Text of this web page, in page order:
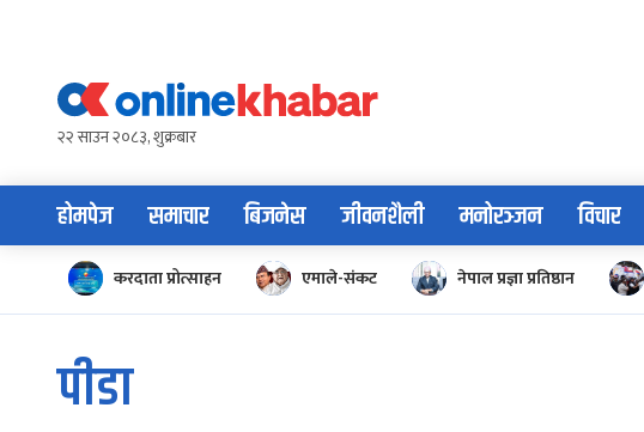
content२२ साउन २०८३, शुक्रबार
होमपेज समाचार बिजनेस जीवनशैली मनोरञ्जन विचार
करदाता प्रोत्साहन एमाले-संकट नेपाल प्रज्ञा प्रतिष्ठान
पीडा